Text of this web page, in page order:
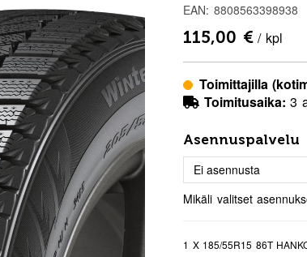
EAN: 8808563398938
115,00 € / kpl
Toimittajilla
Toimitusaika: 3
Asennuspalvelu
Mikäli valitset
1 X 185/55R15 86T